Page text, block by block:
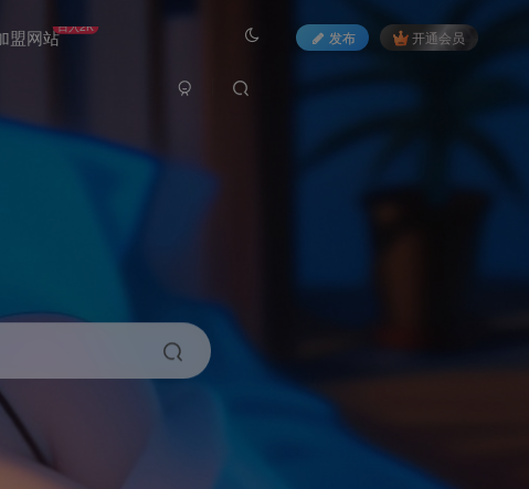
盟网站日入2K
发布 开通会员